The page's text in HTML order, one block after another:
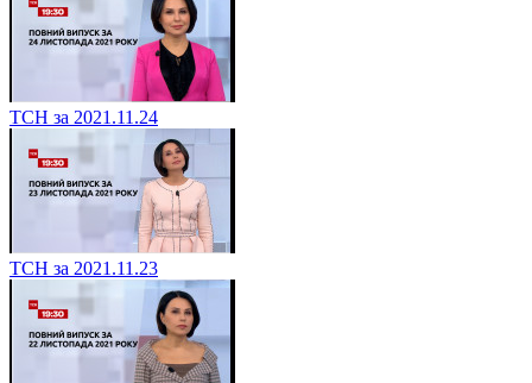
ТСН за 2021.11.24
ТСН за 2021.11.23